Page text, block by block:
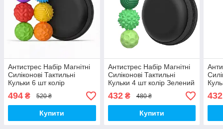
Антистрес Набір Магнітні
Силіконові Тактильні
Кульки 6 шт колір
Різнокольорові (01915)
494 ₴ 520 ₴
Купити
Антистрес Набір Магнітні
Силіконові Тактильні
Кульки 4 шт колір Зелений
(01555)
432₴ 480 ₴
Купити
432